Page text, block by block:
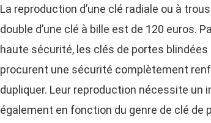
La reproduction d’une clé radiale ou à
double d’une clé à bille est de 120 euros.
haute sécurité, les clés de portes
procurent une sécurité complètement
dupliquer. Leur reproduction nécessite un
également en fonction du genre de clé de